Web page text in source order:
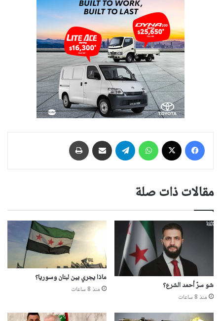
فيسبوك واتساب تيلقرام مشاركة عبر البريد
مقالات ذات صلة
شو سرّ أحمد الشرع؟
منذ 8 ساعات
ماذا يجري بين لبنان وسوريا؟
منذ 8 ساعات